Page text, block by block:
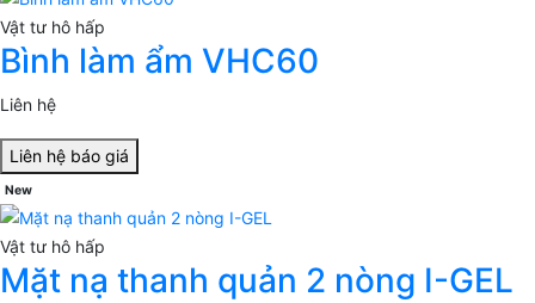
Vật tư hô hấp
Bình làm ẩm VHC60
Liên hệ
Liên hệ báo giá
New
Vật tư hô hấp
Mặt nạ thanh quản 2 nòng I-GEL